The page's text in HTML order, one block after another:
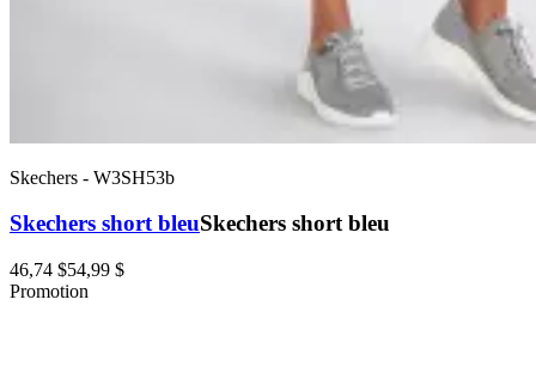
Skechers - W3SH53b
Skechers short bleuSkechers short bleu
46,74 $54,99 $
Promotion